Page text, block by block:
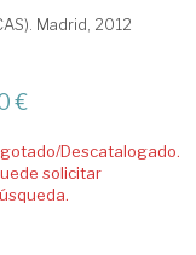
Madrid, 2012
€
Descatalogado.
solicitar